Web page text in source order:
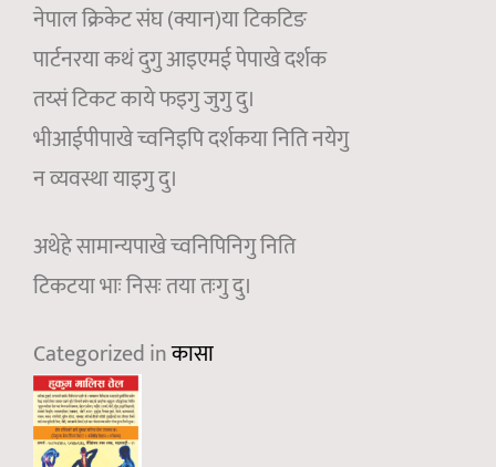
नेपाल क्रिकेट संघ (क्यान)या टिकटिङ
पार्टनरया कथं दुगु आइएमई पेपाखे दर्शक
तय्सं टिकट काये फइगु जुगु दु।
भीआईपीपाखे च्वनिइपि दर्शकया निति नयेगु
न व्यवस्था याइगु दु।
अथेहे सामान्यपाखे च्वनिपिनिगु निति
टिकटया भाः निसः तया तःगु दु।
Categorized inकासा